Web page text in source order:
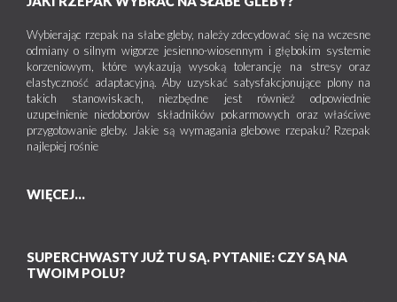
Wybierając rzepak na słabe gleby, należy zdecydować się na wczesne
odmiany o silnym wigorze jesienno-wiosennym i głębokim systemie
korzeniowym, które wykazują wysoką tolerancję na stresy oraz
elastyczność adaptacyjną. Aby uzyskać satysfakcjonujące plony na
takich stanowiskach, niezbędne jest również odpowiednie
uzupełnienie niedoborów składników pokarmowych oraz właściwe
przygotowanie gleby. Jakie są wymagania glebowe rzepaku? Rzepak
najlepiej rośnie
WIĘCEJ...
SUPERCHWASTY JUŻ TU SĄ. PYTANIE: CZY SĄ NA
TWOIM POLU?